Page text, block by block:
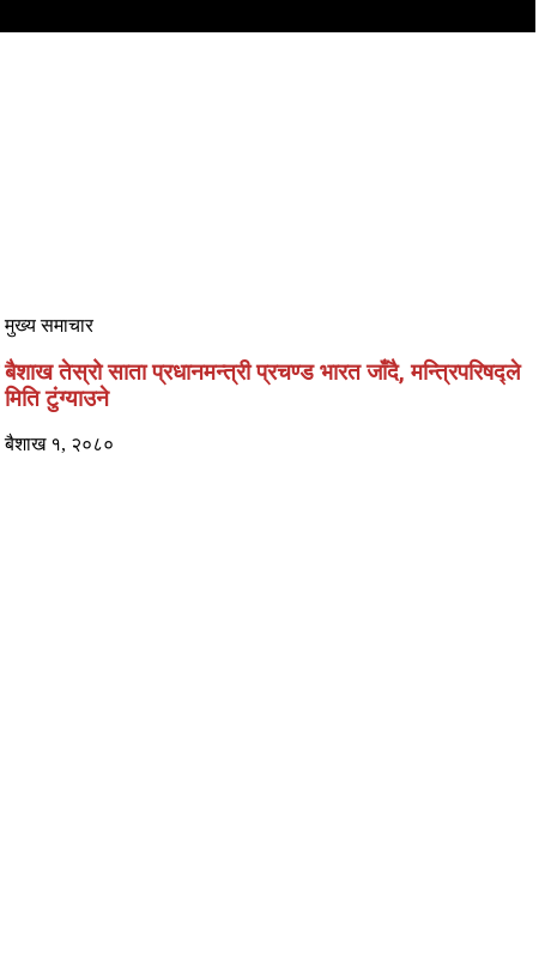
मुख्य समाचार
बैशाख तेस्रो साता प्रधानमन्त्री प्रचण्ड भारत जाँदै, मन्त्रिपरिषद्ले
मिति टुंग्याउने
बैशाख १, २०८०